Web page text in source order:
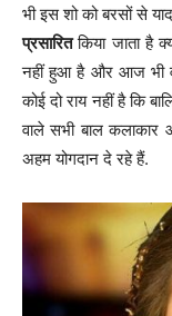
भी इस शो को बरसों से
प्रसारितकिया जाता है
नहीं हुआ है और आज भी
कोई दो राय नहीं है कि
वाले सभी बाल
अहम योगदान दे रहे हैं.